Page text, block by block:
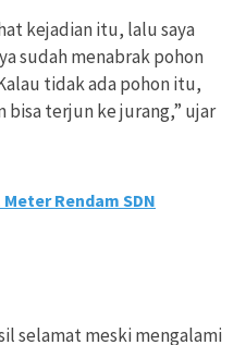
kejadian itu, lalu saya
sudah menabrak pohon
tidak ada pohon itu,
bisa terjun ke jurang,” ujar
Rendam SDN
selamat meski mengalami